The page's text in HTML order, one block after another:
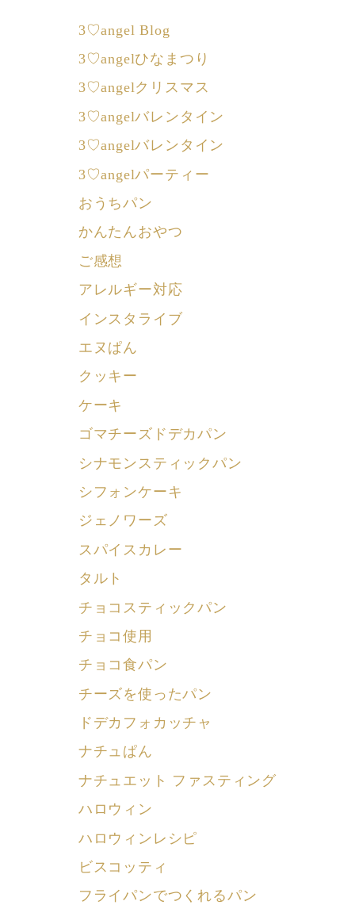
3♡angel Blog
3♡angelひなまつり
3♡angelクリスマス
3♡angelバレンタイン
3♡angelバレンタイン
3♡angelパーティー
おうちパン
かんたんおやつ
ご感想
アレルギー対応
インスタライブ
エヌぱん
クッキー
ケーキ
ゴマチーズドデカパン
シナモンスティックパン
シフォンケーキ
ジェノワーズ
スパイスカレー
タルト
チョコスティックパン
チョコ使用
チョコ食パン
チーズを使ったパン
ドデカフォカッチャ
ナチュぱん
ナチュエット ファスティング
ハロウィン
ハロウィンレシピ
ビスコッティ
フライパンでつくれるパン